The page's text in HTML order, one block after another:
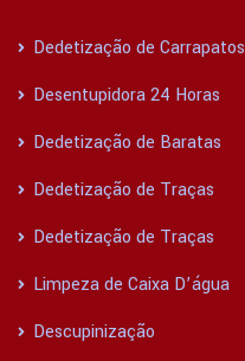
Dedetização de Carrapatos
Desentupidora 24 Horas
Dedetização de Baratas
Dedetização de Traças
Dedetização de Traças
Limpeza de Caixa D’água
Descupinização